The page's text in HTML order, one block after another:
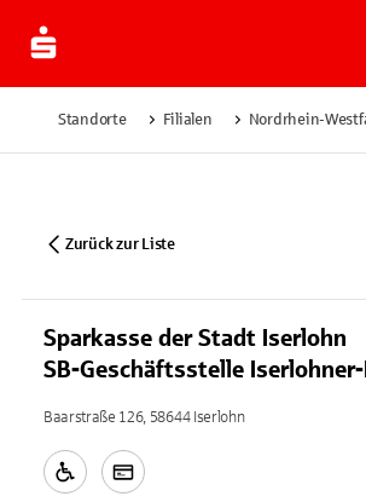
Standorte Filialen Nordrhein-
Zurück zur Liste
Sparkasse der Stadt Iserlohn
SB-Geschäftsstelle
Baarstraße 126, 58644 Iserlohn